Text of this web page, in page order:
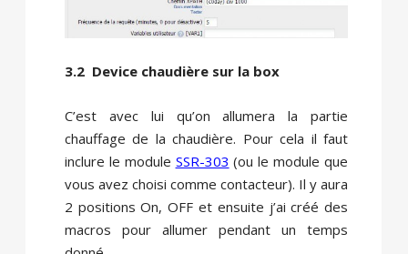
3.2 Device chaudière sur la box
C’est avec lui qu’on allumera la partie
chauffage de la chaudière. Pour cela il faut
inclure le module SSR-303 (ou le module que
vous avez choisi comme contacteur). Il y aura
2 positions On, OFF et ensuite j’ai créé des
macros pour allumer pendant un temps